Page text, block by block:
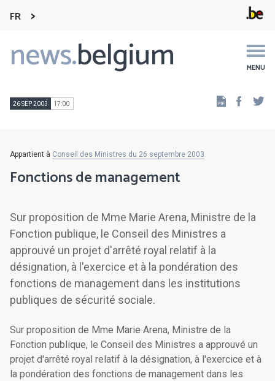
FR
news.belgium MENU
Main
navigation
26 SEP 2003 17:00
Appartient à Conseil des Ministres du 26 septembre 2003
Fonctions de management
Sur proposition de Mme Marie Arena, Ministre de la
Fonction publique, le Conseil des Ministres a
approuvé un projet d'arrêté royal relatif à la
désignation, à l'exercice et à la pondération des
fonctions de management dans les institutions
publiques de sécurité sociale.
Sur proposition de Mme Marie Arena, Ministre de la
Fonction publique, le Conseil des Ministres a approuvé un
projet d'arrêté royal relatif à la désignation, à l'exercice et à
la pondération des fonctions de management dans les